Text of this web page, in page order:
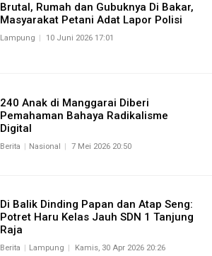
Brutal, Rumah dan Gubuknya Di Bakar,
Masyarakat Petani Adat Lapor Polisi
Lampung 10 Juni 2026 17:01
240 Anak di Manggarai Diberi
Pemahaman Bahaya Radikalisme
Digital
Berita Nasional 7 Mei 2026 20:50
Di Balik Dinding Papan dan Atap Seng:
Potret Haru Kelas Jauh SDN 1 Tanjung
Raja
Berita Lampung Kamis, 30 Apr 2026 20:26